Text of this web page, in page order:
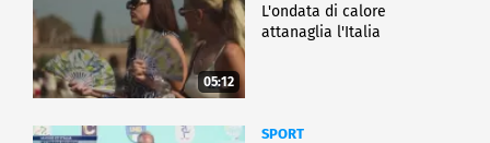
05:12
L'ondata di calore
attanaglia l'Italia
SPORT